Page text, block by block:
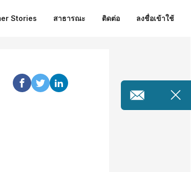
Stories สาธารณะ ติดต่อ ลงชื่อเข้าใช้